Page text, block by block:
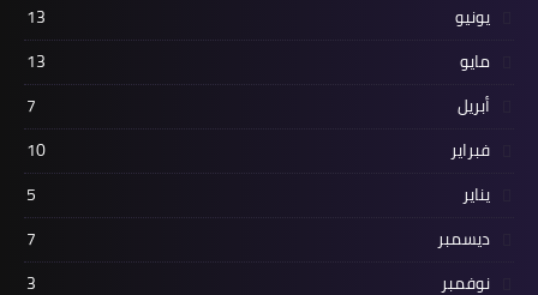
يونيو
13
مايو
13
أبريل
7
فبراير
10
يناير
5
ديسمبر
7
نوفمبر
3